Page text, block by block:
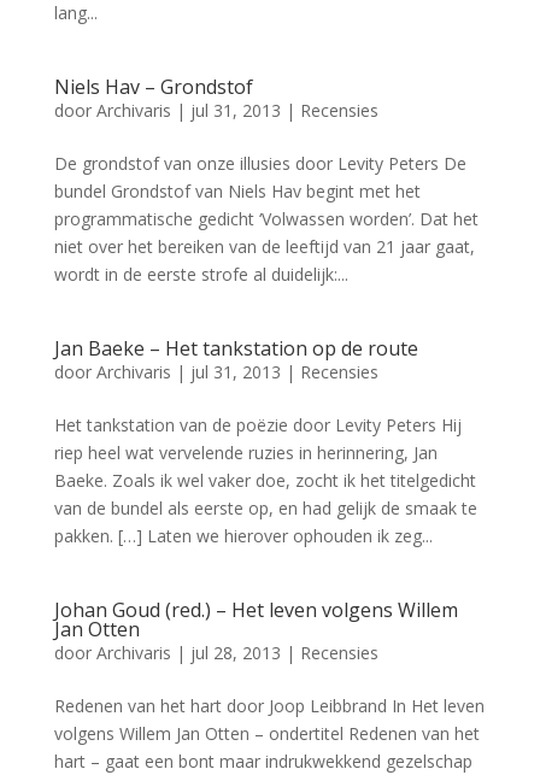
lang...
Niels Hav – Grondstof
door Archivaris | jul 31, 2013 | Recensies
De grondstof van onze illusies door Levity Peters De
bundel Grondstof van Niels Hav begint met het
programmatische gedicht ‘Volwassen worden’. Dat het
niet over het bereiken van de leeftijd van 21 jaar gaat,
wordt in de eerste strofe al duidelijk:...
Jan Baeke – Het tankstation op de route
door Archivaris | jul 31, 2013 | Recensies
Het tankstation van de poëzie door Levity Peters Hij
riep heel wat vervelende ruzies in herinnering, Jan
Baeke. Zoals ik wel vaker doe, zocht ik het titelgedicht
van de bundel als eerste op, en had gelijk de smaak te
pakken. […] Laten we hierover ophouden ik zeg...
Johan Goud (red.) – Het leven volgens Willem
Jan Otten
door Archivaris | jul 28, 2013 | Recensies
Redenen van het hart door Joop Leibbrand In Het leven
volgens Willem Jan Otten – ondertitel Redenen van het
hart – gaat een bont maar indrukwekkend gezelschap